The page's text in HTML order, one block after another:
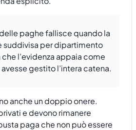
paghe fallisce quando la
suddivisa per dipartimento
l’evidenza appaia come
gestito l’intera catena.
anche un doppio onere.
e devono rimanere
paga che non può essere